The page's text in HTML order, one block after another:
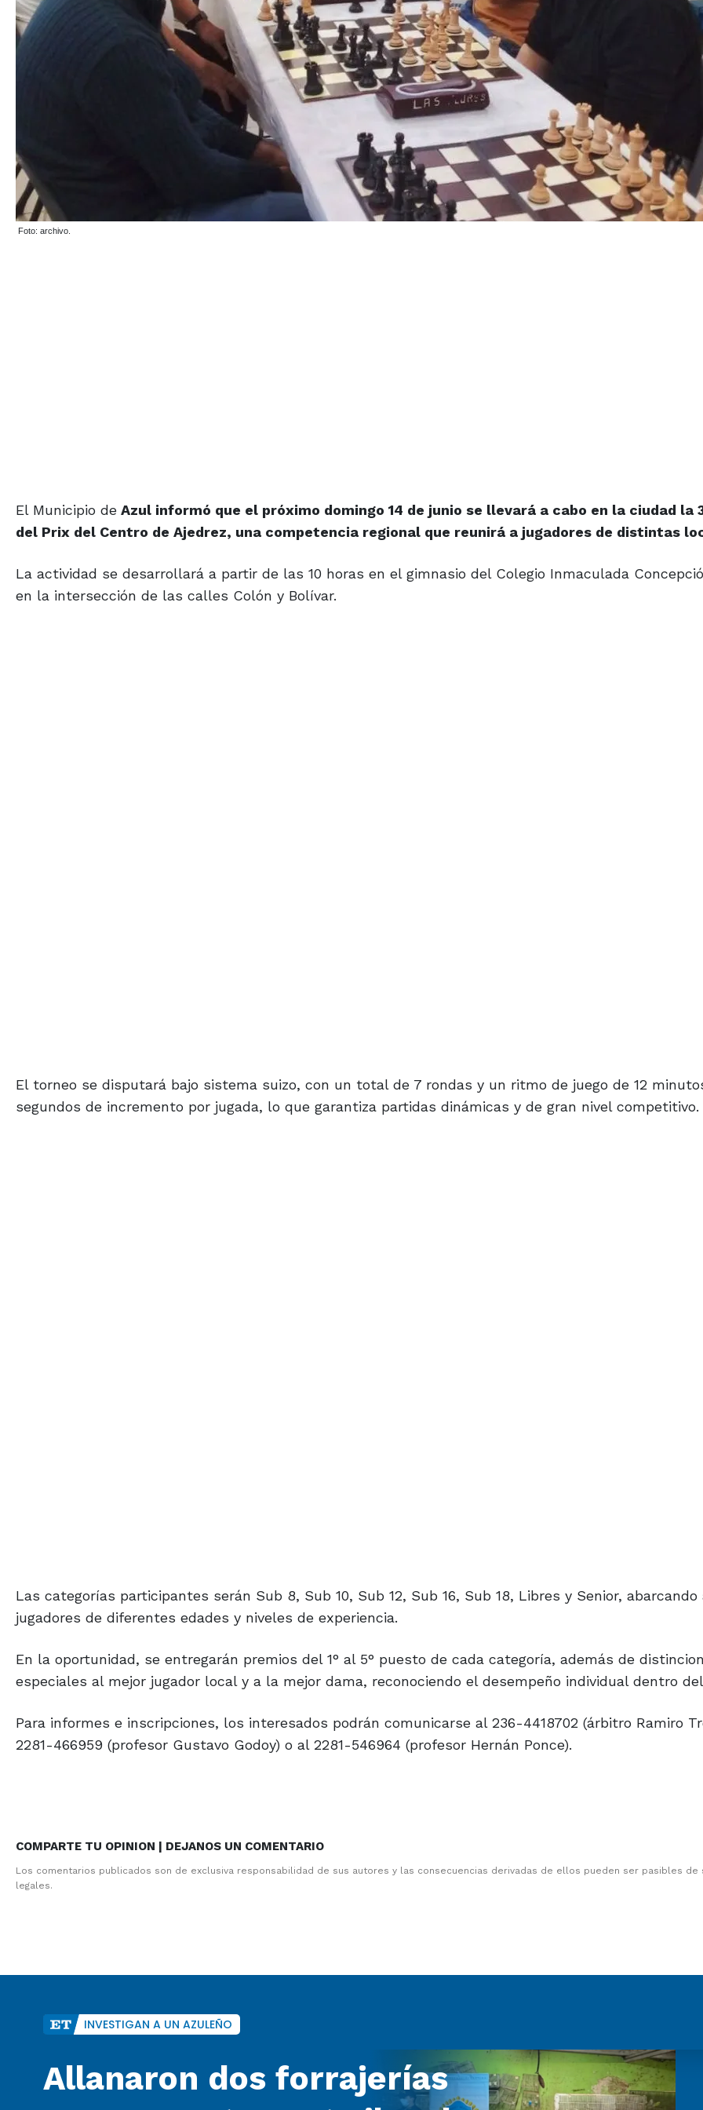
Foto: archivo.
El Municipio de Azul informó que el próximo domingo 14 de junio se llevará a cabo en la ciudad la
del Prix del Centro de Ajedrez, una competencia regional que reunirá a jugadores de distintas
La actividad se desarrollará a partir de las 10 horas en el gimnasio del Colegio Inmaculada
en la intersección de las calles Colón y Bolívar.
El torneo se disputará bajo sistema suizo, con un total de 7 rondas y un ritmo de juego de 12
segundos de incremento por jugada, lo que garantiza partidas dinámicas y de gran nivel competitivo.
Las categorías participantes serán Sub 8, Sub 10, Sub 12, Sub 16, Sub 18, Libres y Senior, abarcando
jugadores de diferentes edades y niveles de experiencia.
En la oportunidad, se entregarán premios del 1° al 5° puesto de cada categoría, además de
especiales al mejor jugador local y a la mejor dama, reconociendo el desempeño individual dentro
Para informes e inscripciones, los interesados podrán comunicarse al 236-4418702 (árbitro Ramiro
2281-466959 (profesor Gustavo Godoy) o al 2281-546964 (profesor Hernán Ponce).
COMPARTE TU OPINION | DEJANOS UN COMENTARIO
Los comentarios publicados son de exclusiva responsabilidad de sus autores y las consecuencias derivadas de ellos pueden ser pasibles de
legales.
INVESTIGAN A UN AZULEÑO
Allanaron dos forrajerías